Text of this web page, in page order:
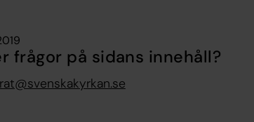
frågor på sidans innehåll?